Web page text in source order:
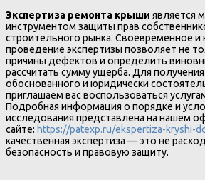
Экспертиза ремонта крыши является
инструментом защиты прав
строительного рынка. Своевременное и
проведение экспертизы позволяет не
причины дефектов и определить
рассчитать сумму ущерба. Для
обоснованного и юридически
приглашаем вас воспользоваться
Подробная информация о порядке и
исследования представлена на нашем
сайте: https://patexp.ru/ekspertiza-kryshi-
качественная экспертиза — это не
безопасность и правовую защиту.